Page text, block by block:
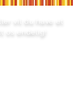
vil du have et
os endelig!